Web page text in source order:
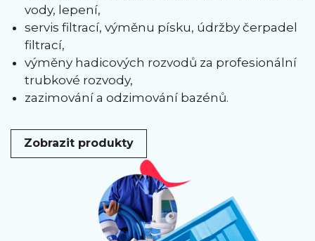
vody, lepení,
servis filtrací, výměnu písku, údržby čerpadel
filtrací,
výměny hadicových rozvodů za profesionální
trubkové rozvody,
zazimování a odzimování bazénů.
Zobrazit produkty